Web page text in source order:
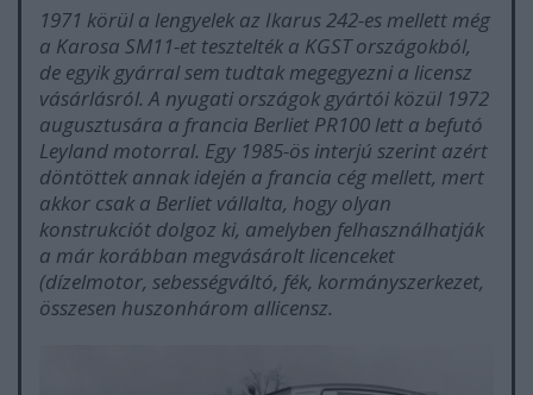
1971 körül a lengyelek az Ikarus 242-es mellett még
a Karosa SM11-et tesztelték a KGST országokból,
de egyik gyárral sem tudtak megegyezni a licensz
vásárlásról. A nyugati országok gyártói közül 1972
augusztusára a francia Berliet PR100 lett a befutó
Leyland motorral. Egy 1985-ös interjú szerint azért
döntöttek annak idején a francia cég mellett, mert
akkor csak a Berliet vállalta, hogy olyan
konstrukciót dolgoz ki, amelyben felhasználhatják
a már korábban megvásárolt licenceket
(dízelmotor, sebességváltó, fék, kormányszerkezet,
összesen huszonhárom allicensz.